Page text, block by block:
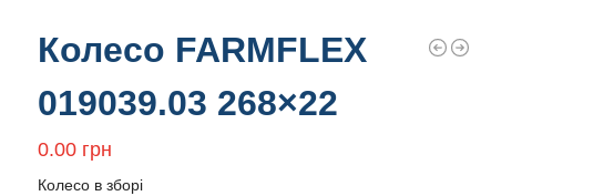
Колесо FARMFLEX
019039.03 268×22
0.00 грн
Колесо в зборі